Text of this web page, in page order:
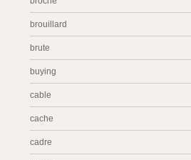
brouillard
brute
buying
cable
cache
cadre